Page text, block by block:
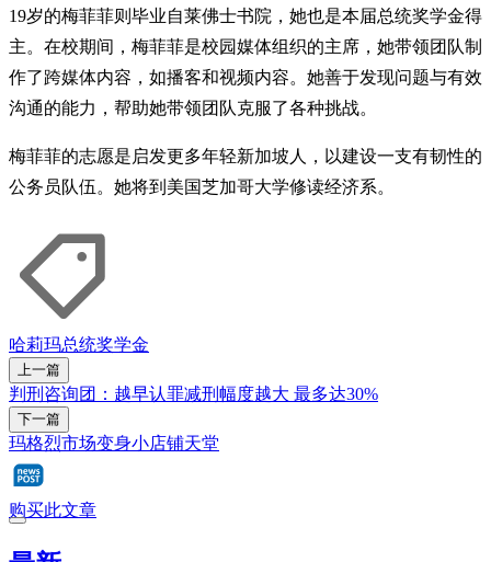
19岁的梅菲菲则毕业自莱佛士书院，她也是本届总统奖学金得
主。在校期间，梅菲菲是校园媒体组织的主席，她带领团队制
作了跨媒体内容，如播客和视频内容。她善于发现问题与有效
沟通的能力，帮助她带领团队克服了各种挑战。
梅菲菲的志愿是启发更多年轻新加坡人，以建设一支有韧性的
公务员队伍。她将到美国芝加哥大学修读经济系。
哈莉玛总统奖学金
上一篇
判刑咨询团：越早认罪减刑幅度越大 最多达30%
下一篇
玛格烈市场变身小店铺天堂
购买此文章